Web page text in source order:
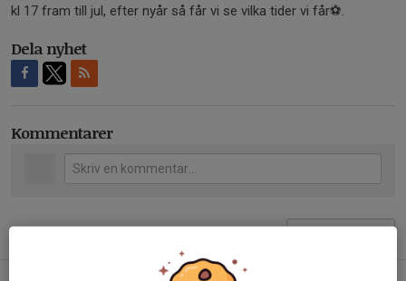
kl 17 fram till jul, efter nyår så får vi se vilka tider vi får⚽️.
Dela nyhet
Kommentarer
Tidigare nyheter